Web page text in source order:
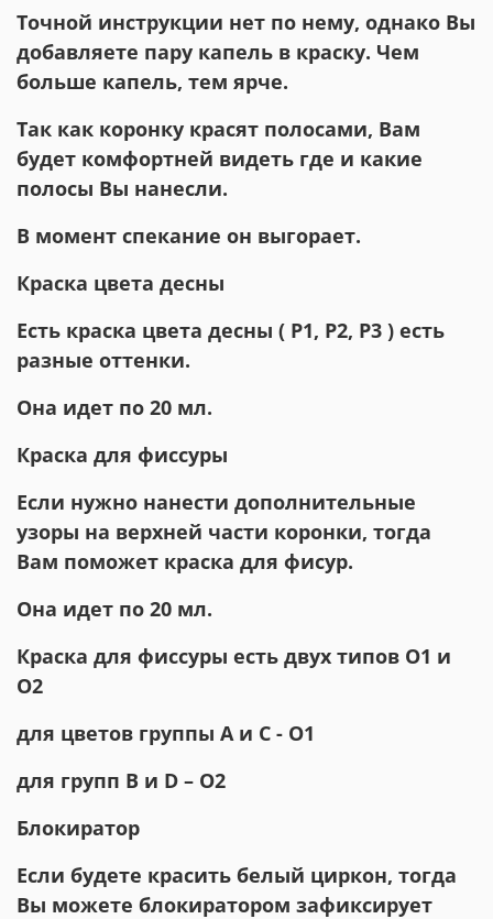
Точной инструкции нет по нему, однако Вы
добавляете пару капель в краску. Чем
больше капель, тем ярче.
Так как коронку красят полосами, Вам
будет комфортней видеть где и какие
полосы Вы нанесли.
В момент спекание он выгорает.
Краска цвета десны
Есть краска цвета десны ( P1, P2, P3 ) есть
разные оттенки.
Она идет по 20 мл.
Краска для фиссуры
Если нужно нанести дополнительные
узоры на верхней части коронки, тогда
Вам поможет краска для фисур.
Она идет по 20 мл.
Краска для фиссуры есть двух типов О1 и
О2
для цветов группы А и C - О1
для групп B и D – О2
Блокиратор
Если будете красить белый циркон, тогда
Вы можете блокиратором зафиксирует